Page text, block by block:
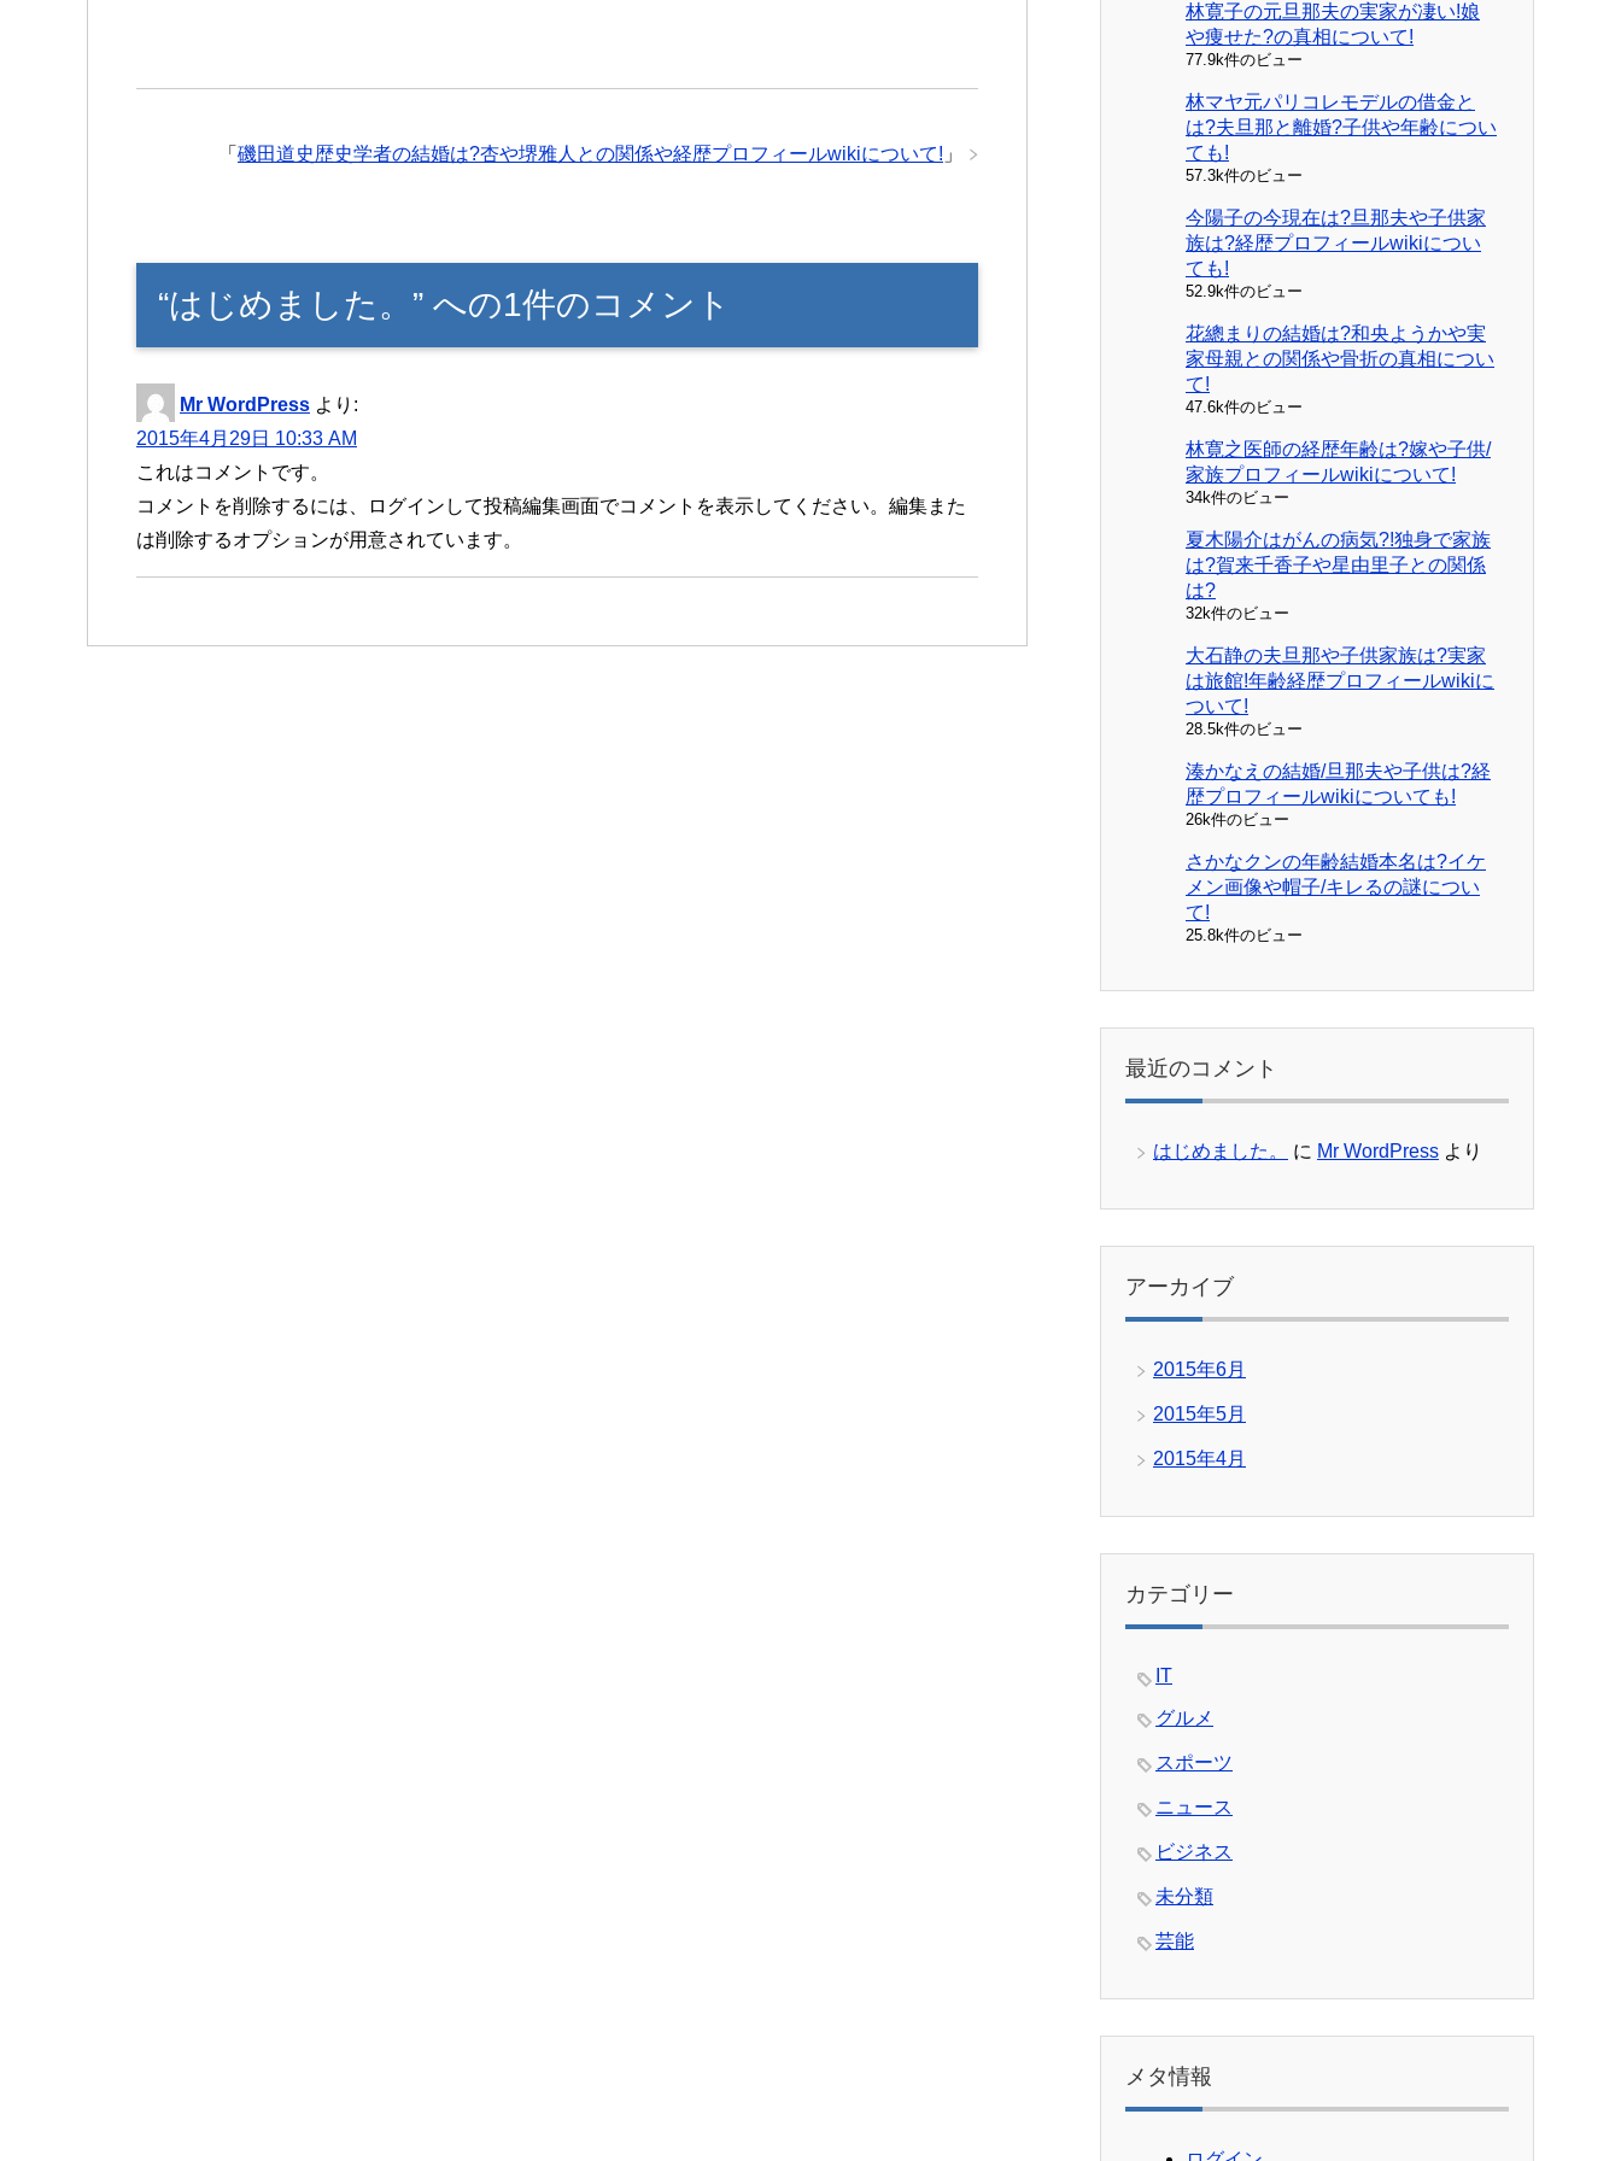
「 磯田道史歴史学者の結婚は?杏や堺雅人との関係や経歴プロフィールwikiについて! 」
“はじめました。” への1件のコメント
Mr WordPress より:
2015年4月29日 10:33 AM
これはコメントです。
コメントを削除するには、ログインして投稿編集画面でコメントを表示してください。編集また
は削除するオプションが用意されています。
林寛子の元旦那夫の実家が凄い!娘
や痩せた?の真相について!
77.9k件のビュー
林マヤ元パリコレモデルの借金と
は?夫旦那と離婚?子供や年齢につい
ても!
57.3k件のビュー
今陽子の今現在は?旦那夫や子供家
族は?経歴プロフィールwikiについ
ても!
52.9k件のビュー
花總まりの結婚は?和央ようかや実
家母親との関係や骨折の真相につい
て!
47.6k件のビュー
林寛之医師の経歴年齢は?嫁や子供/
家族プロフィールwikiについて!
34k件のビュー
夏木陽介はがんの病気?!独身で家族
は?賀来千香子や星由里子との関係
は?
32k件のビュー
大石静の夫旦那や子供家族は?実家
は旅館!年齢経歴プロフィールwikiに
ついて!
28.5k件のビュー
湊かなえの結婚/旦那夫や子供は?経
歴プロフィールwikiについても!
26k件のビュー
さかなクンの年齢結婚本名は?イケ
メン画像や帽子/キレるの謎につい
て!
25.8k件のビュー
最近のコメント
はじめました。 に Mr WordPress より
アーカイブ
2015年6月
2015年5月
2015年4月
カテゴリー
IT
グルメ
スポーツ
ニュース
ビジネス
未分類
芸能
メタ情報